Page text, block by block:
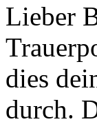
Lieber
dies
durch.